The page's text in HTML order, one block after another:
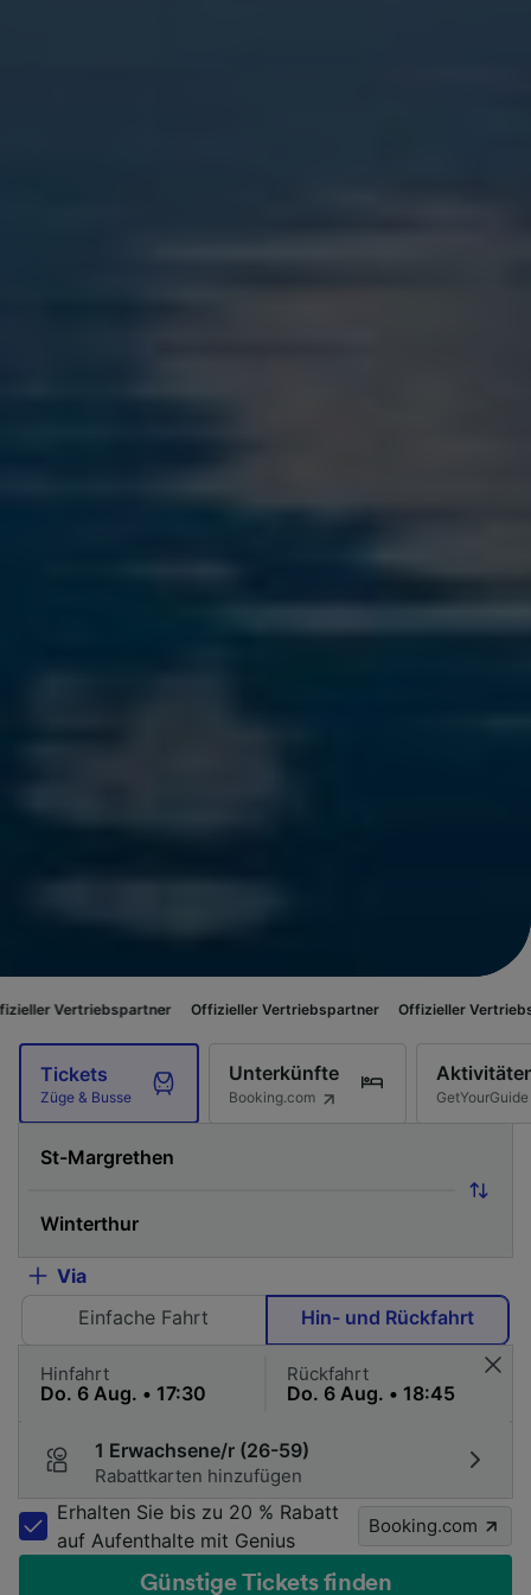
Offizieller Vertriebspartner Offizieller Vertriebspartner
Tickets
Züge & Busse
Unterkünfte
Booking.com GetYourGuide
Via
Einfache Fahrt
Hin- und Rückfahrt
Hinfahrt Rückfahrt
1 Erwachsene/r (26-59)
Rabattkarten hinzufügen
Erhalten Sie bis zu 20 % Rabatt
auf Aufenthalte mit Genius
Booking.com
Günstige Tickets finden